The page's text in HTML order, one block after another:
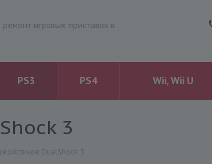
игровых приставок в
PS3 PS4 Wii, Wii U
3